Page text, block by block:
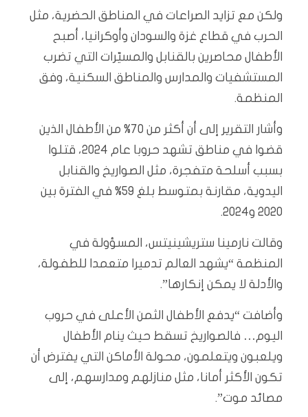
ولكن مع تزايد الصراعات في المناطق الحضرية، مثل
الحرب في قطاع غزة والسودان وأوكرانيا، أصبح
الأطفال محاصرين بالقنابل والمسيّرات التي تضرب
المستشفيات والمدارس والمناطق السكنية، وفق
المنظمة.
وأشار التقرير إلى أن أكثر من 70% من الأطفال الذين
قضوا في مناطق تشهد حروبا عام 2024، قتلوا
بسبب أسلحة متفجرة، مثل الصواريخ والقنابل
اليدوية، مقارنة بمتوسط بلغ 59% في الفترة بين
2020 و2024.
وقالت نارمينا ستريشينيتس، المسؤولة في
المنظمة “يشهد العالم تدميرا متعمدا للطفولة،
والأدلة لا يمكن إنكارها”.
وأضافت “يدفع الأطفال الثمن الأعلى في حروب
اليوم… فالصواريخ تسقط حيث ينام الأطفال
ويلعبون ويتعلمون، محولة الأماكن التي يفترض أن
تكون الأكثر أمانا، مثل منازلهم ومدارسهم، إلى
مصائد موت”.